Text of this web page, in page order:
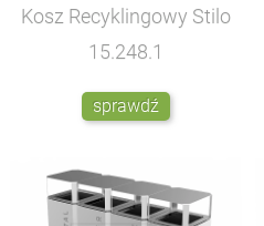
Kosz Recyklingowy Stilo
15.248.1
sprawdź